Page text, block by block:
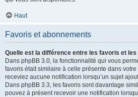
Haut
Favoris et abonnements
Quelle est la différence entre les favoris et les
Dans phpBB 3.0, la fonctionnalité qui vous
favoris était similaire à celle présente dans
receviez aucune notification lorsqu’un sujet
Dans phpBB 3.3, les favoris sont davantage
pouvez à présent recevoir une notification